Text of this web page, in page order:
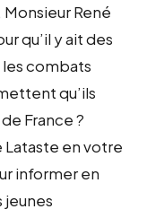
René
qu’il y ait des
les combats
qu’ils
France ?
Lataste en votre
informer en
jeunes